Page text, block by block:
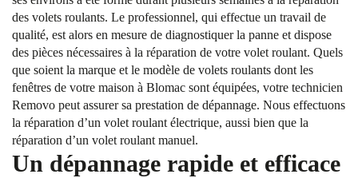
des volets roulants. Le professionnel, qui effectue un travail de
qualité, est alors en mesure de diagnostiquer la panne et dispose
des pièces nécessaires à la réparation de votre volet roulant. Quels
que soient la marque et le modèle de volets roulants dont les
fenêtres de votre maison à Blomac sont équipées, votre technicien
Removo peut assurer sa prestation de dépannage. Nous effectuons
la réparation d’un volet roulant électrique, aussi bien que la
réparation d’un volet roulant manuel.
Un dépannage rapide et efficace